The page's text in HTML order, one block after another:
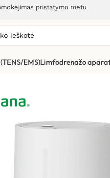
pristatymo metu
EMS)Limfodrenažo